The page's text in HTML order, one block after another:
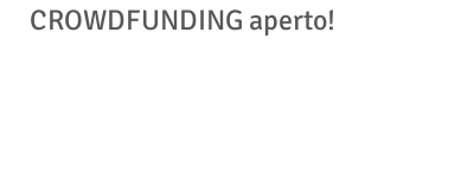
CROWDFUNDING aperto!